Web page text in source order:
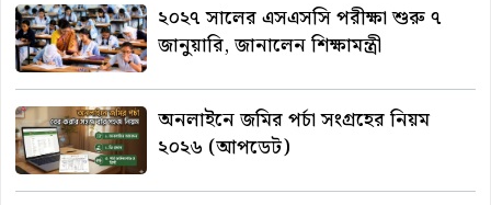
২০২৭ সালের এসএসসি পরীক্ষা শুরু ৭
জানুয়ারি, জানালেন শিক্ষামন্ত্রী
অনলাইনে জমির পর্চা সংগ্রহের নিয়ম
২০২৬ (আপডেট)